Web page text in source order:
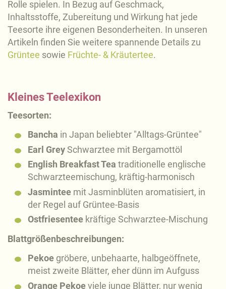
Rolle spielen. In Bezug auf Geschmack,
Inhaltsstoffe, Zubereitung und Wirkung hat jede
Teesorte ihre eigenen Besonderheiten. In unseren
Artikeln finden Sie weitere spannende Details zu
Grüntee sowie Früchte- & Kräutertee.
Kleines Teelexikon
Teesorten:
Bancha in Japan beliebter "Alltags-Grüntee"
Earl GreySchwarztee mit Bergamottöl
English Breakfast Tea traditionelle englische
Schwarzteemischung, kräftig-harmonisch
Jasmintee mit Jasminblüten aromatisiert, in
der Regel auf Grüntee-Basis
Ostfriesentee kräftige Schwarztee-Mischung
Blattgrößenbeschreibungen:
Pekoe gröbere, unbehaarte, halbgeöffnete,
meist zweite Blätter, eher dünn im Aufguss
Orange Pekoeviele junge Blätter, nur wenig